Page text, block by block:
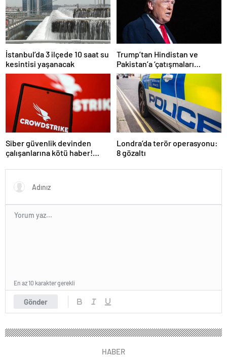
İstanbul’da 3 ilçede 10 saat su
kesintisi yaşanacak
Trump’tan Hindistan ve
Pakistan’a ‘çatışmaları
durdurun’ çağrısı
Siber güvenlik devinden
çalışanlarına kötü haber!
Londra’da terör operasyonu:
8 gözaltı
Gönder
En az 10 karakter gerekli
HABER